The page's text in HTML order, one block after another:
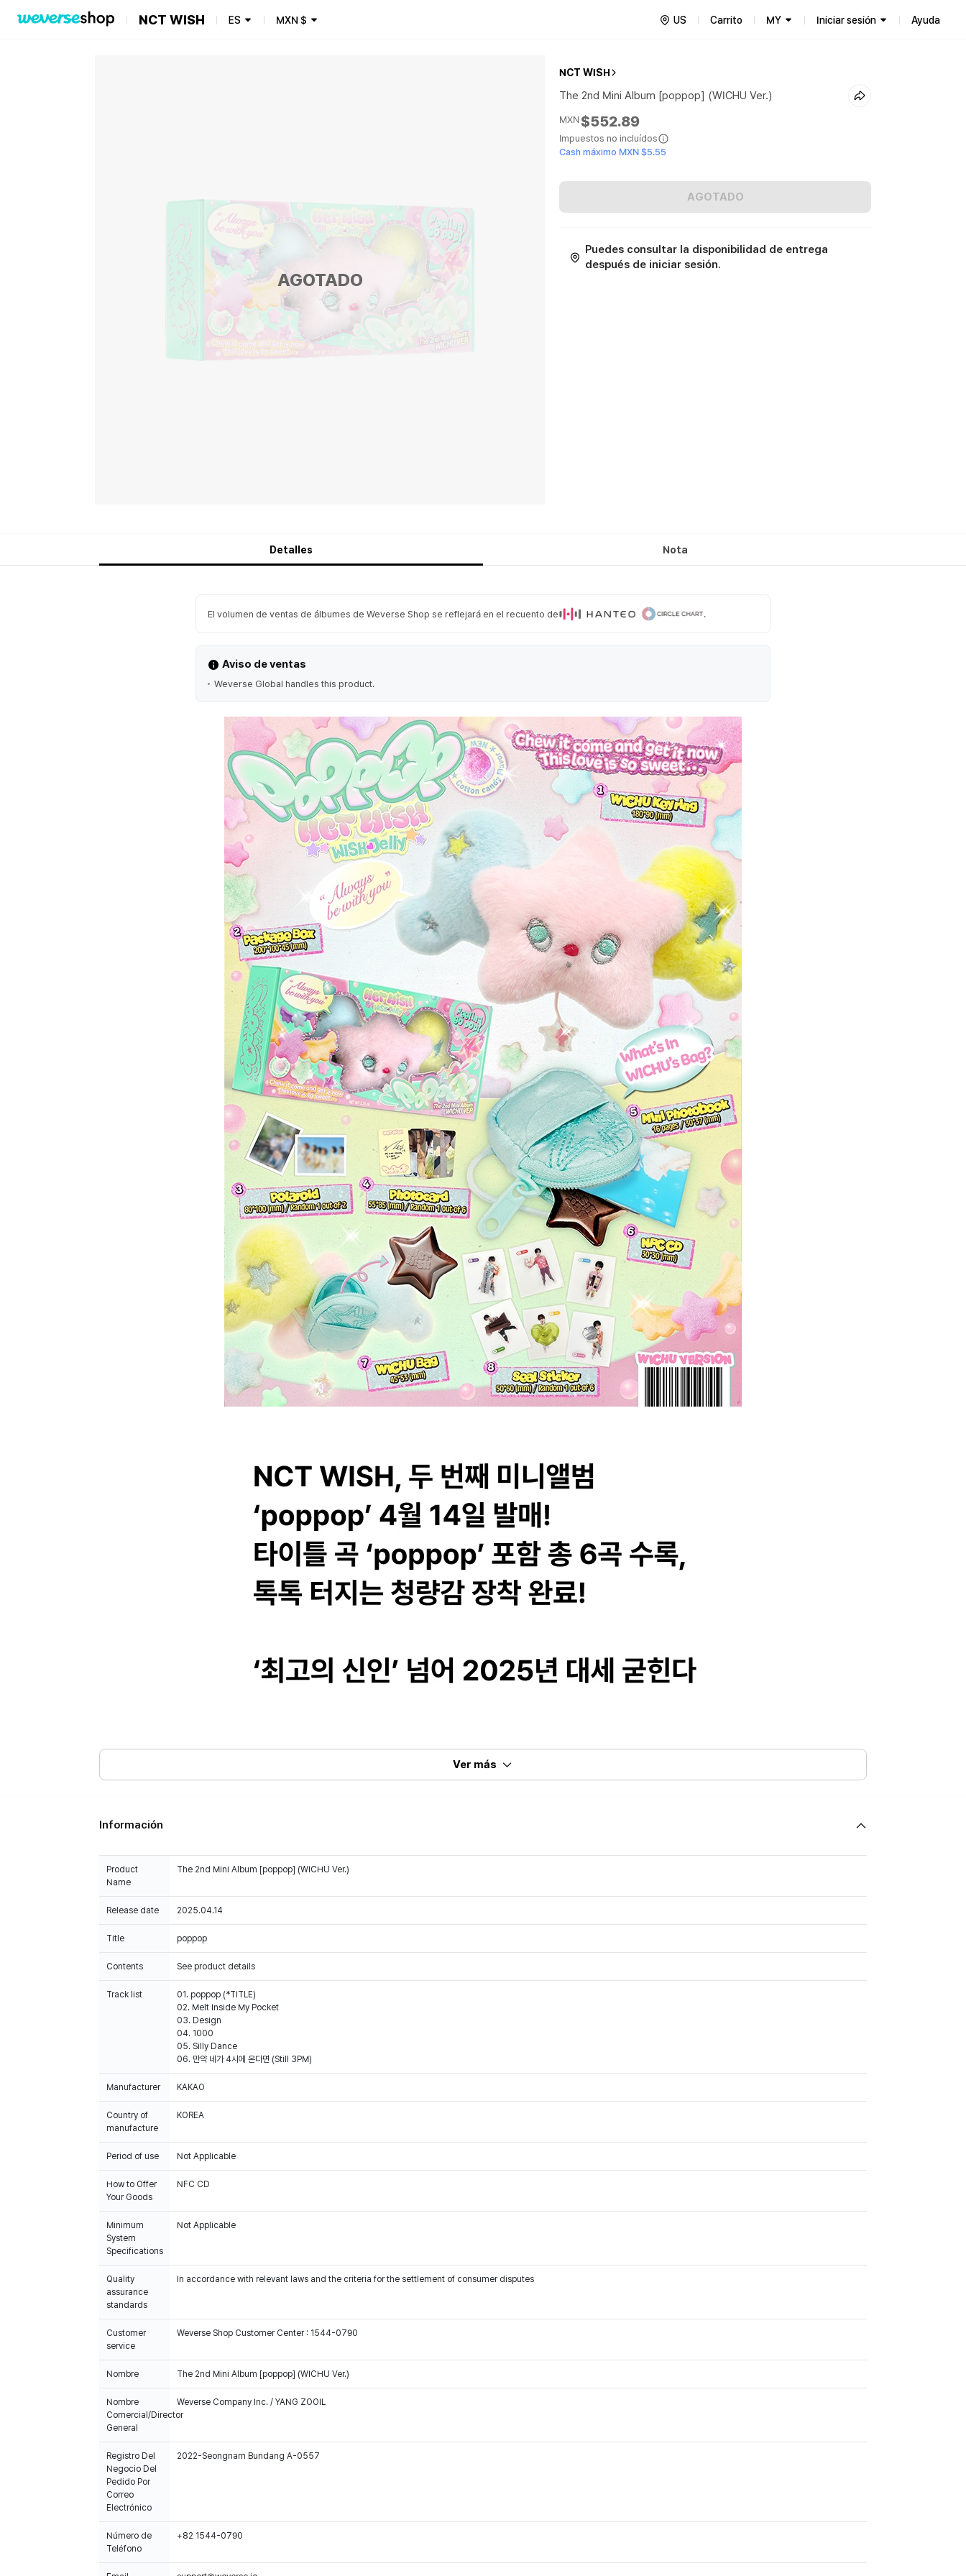
NCT WISH ES MXN $ US Carrito MY Iniciar sesión Ayuda
AGOTADO
NCT WISH
The 2nd Mini Album [poppop] (WICHU Ver.)
MXN$552.89
Impuestos no incluídos
Cash máximo MXN $5.55
AGOTADO
Puedes consultar la disponibilidad de entrega
después de iniciar sesión.
Detalles Nota
El volumen de ventas de álbumes de Weverse Shop se reflejará en el recuento de .
Aviso de ventas
Weverse Global handles this product.
100% of the album sales on Weverse Shopwill count for Hanteo Chart and Circle Chart.
Ver más
Información
Product
Name
The 2nd Mini Album [poppop] (WICHU Ver.)
Release date 2025.04.14
Title poppop
Contents See product details
Track list
01. poppop (*TITLE)
02. Melt Inside My Pocket
03. Design
04. 1000
05. Silly Dance
06. 만약 네가 4시에 온다면 (Still 3PM)
Manufacturer KAKAO
Country of
manufacture
KOREA
Period of use Not Applicable
How to Offer
Your Goods
NFC CD
Minimum
System
Specifications
Not Applicable
Quality
assurance
standards
In accordance with relevant laws and the criteria for the settlement of consumer disputes
Customer
service
Weverse Shop Customer Center : 1544-0790
Nombre The 2nd Mini Album [poppop] (WICHU Ver.)
Nombre
Comercial/Director
General
Weverse Company Inc. / YANG ZOOIL
Registro Del
Negocio Del
Pedido Por
Correo
Electrónico
2022-Seongnam Bundang A-0557
Número de
Teléfono
+82 1544-0790